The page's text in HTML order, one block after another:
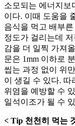
소모되는 에너지보
이다. 이때 도움을
음식을 먹고 배부
정도가 걸리는데
감을 더 일찍 가져
문은 1mm 이하로
씹는 과정 없이 위
이 생길 수 있다. 따
위염을 예방할 수
일석이조가 될 수
< Tip 천천히 먹는